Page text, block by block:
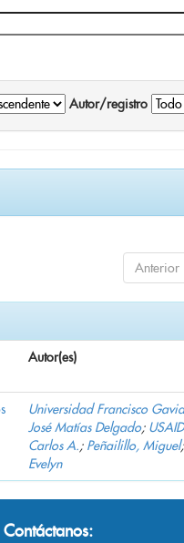
Autor/registro
Anterior
Autor(es)
Universidad Francisco
José Matías Delgado; USAID
Carlos A.; Peñailillo, Miguel;
Evelyn
Contáctanos: